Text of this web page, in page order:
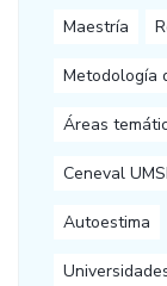
Maestría
Metodología
Áreas
Ceneval
Autoestima